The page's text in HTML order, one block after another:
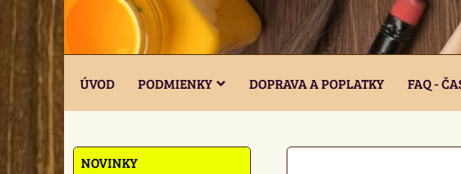
ÚVOD PODMIENKY DOPRAVA A POPLATKY FAQ -
NOVINKY